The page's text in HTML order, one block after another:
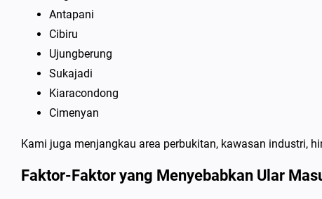
Antapani
Cibiru
Ujungberung
Sukajadi
Kiaracondong
Cimenyan
Kami juga menjangkau area perbukitan, kawasan industri,
Faktor-Faktor yang Menyebabkan Ular